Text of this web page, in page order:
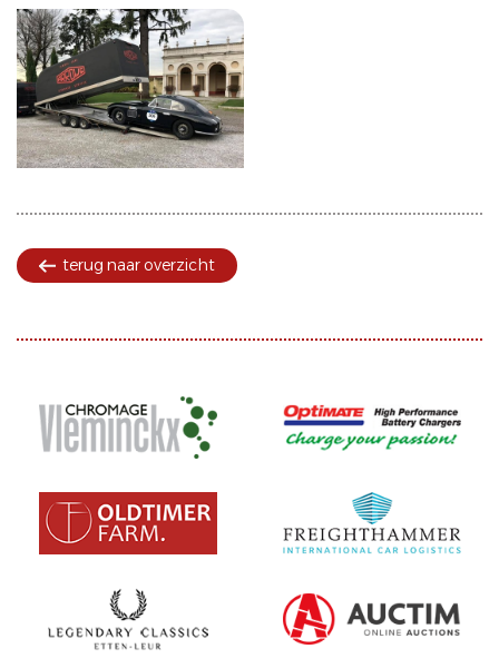
terug naar overzicht